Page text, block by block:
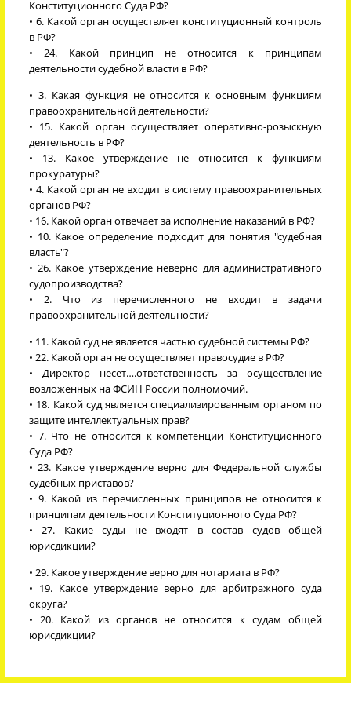
Конституционного Суда РФ?
• 6. Какой орган осуществляет конституционный контроль
в РФ?
• 24. Какой принцип не относится к принципам
деятельности судебной власти в РФ?
• 3. Какая функция не относится к основным функциям
правоохранительной деятельности?
• 15. Какой орган осуществляет оперативно-розыскную
деятельность в РФ?
• 13. Какое утверждение не относится к функциям
прокуратуры?
• 4. Какой орган не входит в систему правоохранительных
органов РФ?
• 16. Какой орган отвечает за исполнение наказаний в РФ?
• 10. Какое определение подходит для понятия "судебная
власть"?
• 26. Какое утверждение неверно для административного
судопроизводства?
• 2. Что из перечисленного не входит в задачи
правоохранительной деятельности?
• 11. Какой суд не является частью судебной системы РФ?
• 22. Какой орган не осуществляет правосудие в РФ?
• Директор несет….ответственность за осуществление
возложенных на ФСИН России полномочий.
• 18. Какой суд является специализированным органом по
защите интеллектуальных прав?
• 7. Что не относится к компетенции Конституционного
Суда РФ?
• 23. Какое утверждение верно для Федеральной службы
судебных приставов?
• 9. Какой из перечисленных принципов не относится к
принципам деятельности Конституционного Суда РФ?
• 27. Какие суды не входят в состав судов общей
юрисдикции?
• 29. Какое утверждение верно для нотариата в РФ?
• 19. Какое утверждение верно для арбитражного суда
округа?
• 20. Какой из органов не относится к судам общей
юрисдикции?